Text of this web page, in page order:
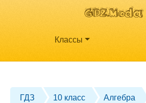
Классы
ГДЗ 10 класс Алгебра